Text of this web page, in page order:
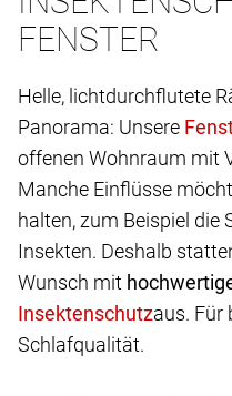
FENSTER
Helle, lichtdurchflutete
Panorama: Unsere
offenen Wohnraum mit
Manche Einflüsse
halten, zum Beispiel
Insekten. Deshalb
Wunsch mit
aus. Für
Schlafqualität.